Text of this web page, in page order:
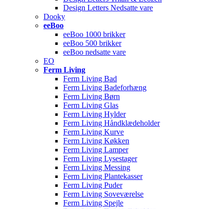
Design Letters Nedsatte vare
Dooky
eeBoo
eeBoo 1000 brikker
eeBoo 500 brikker
eeBoo nedsatte vare
EO
Ferm Living
Ferm Living Bad
Ferm Living Badeforhæng
Ferm Living Børn
Ferm Living Glas
Ferm Living Hylder
Ferm Living Håndklædeholder
Ferm Living Kurve
Ferm Living Køkken
Ferm Living Lamper
Ferm Living Lysestager
Ferm Living Messing
Ferm Living Plantekasser
Ferm Living Puder
Ferm Living Soveværelse
Ferm Living Spejle